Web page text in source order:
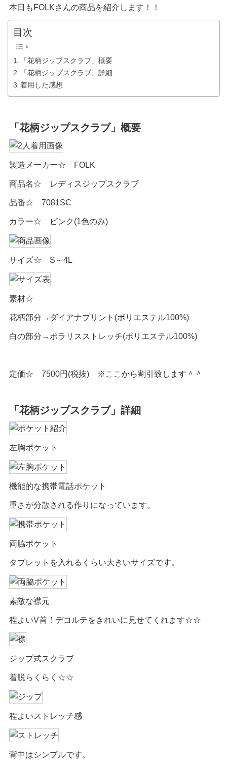
本日もFOLKさんの商品を紹介します！！
目次
「花柄ジップスクラブ」概要
「花柄ジップスクラブ」詳細
着用した感想
「花柄ジップスクラブ」概要
製造メーカー☆ FOLK
商品名☆ レディスジップスクラブ
品番☆ 7081SC
カラー☆ ピンク(1色のみ)
サイズ☆ S～4L
素材☆
花柄部分→ダイアナプリント(ポリエステル100%)
白の部分→ポラリスストレッチ(ポリエステル100%)
定価☆ 7500円(税抜) ※ここから割引致します＾＾
「花柄ジップスクラブ」詳細
左胸ポケット
機能的な携帯電話ポケット
重さが分散される作りになっています。
両脇ポケット
タブレットを入れるくらい大きいサイズです。
素敵な襟元
程よいV首！デコルテをきれいに見せてくれます☆☆
ジップ式スクラブ
着脱らくらく☆☆
程よいストレッチ感
背中はシンプルです。